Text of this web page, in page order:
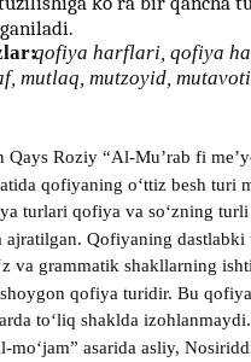
qofiya harflari, qofiya
mutlaq, mutzoyid,
Qays Roziy “Al-Mu’rab fi
qofiyaning o‘ttiz besh turi
turlari qofiya va so‘zning
ajratilgan. Qofiyaning
va grammatik shakllarning
qofiya turidir. Bu
to‘liq shaklda
mo‘jam” asarida asliy,